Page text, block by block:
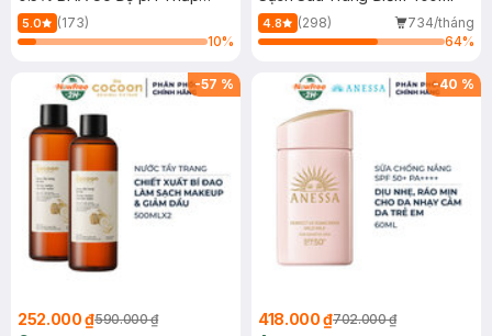
150ml
5.0
(173)
10%
4.8 (298)
734/tháng
64%
-57 %
252.000 ₫590.000 ₫
-40 %
418.000 ₫702.000 ₫